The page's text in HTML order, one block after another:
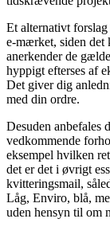
Et alternativt
e-mærket, siden det
anerkender de
hyppigt efterses af
Det giver dig
med din ordre.
Desuden anbefales
vedkommende
eksempel hvilken
det er det i øvrigt
kvitteringsmail,
Låg, Enviro, blå,
uden hensyn til om